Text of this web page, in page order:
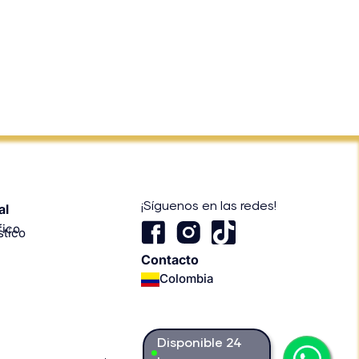
¡Síguenos en las redes!
T
i
k
Contacto
Colombia
Disponible 24